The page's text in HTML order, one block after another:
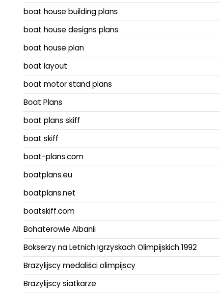
boat house building plans
boat house designs plans
boat house plan
boat layout
boat motor stand plans
Boat Plans
boat plans skiff
boat skiff
boat-plans.com
boatplans.eu
boatplans.net
boatskiff.com
Bohaterowie Albanii
Bokserzy na Letnich Igrzyskach Olimpijskich 1992
Brazylijscy medaliści olimpijscy
Brazylijscy siatkarze